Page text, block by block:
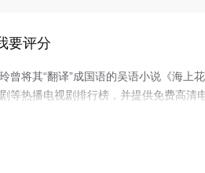
要评分
曾将其“翻译”成国语的吴语小说《海
等热播电视剧排行榜，并提供免费高清
羽田美智子）、黄翠凤（李嘉欣）与周
计作武器参与两性（同性）斗争，来到